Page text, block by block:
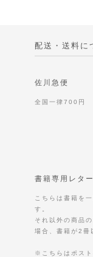
配送・送料に
佐川急便
全国一律700円
書籍専用レタ
こちらは書籍を
す。
それ以外の商品
場合、書籍が2冊
※こちらはポス